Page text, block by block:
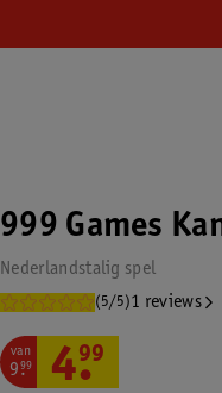
999 Games
Nederlandstalig spel
(5/5)1 reviews
van
9.
99 4.
99